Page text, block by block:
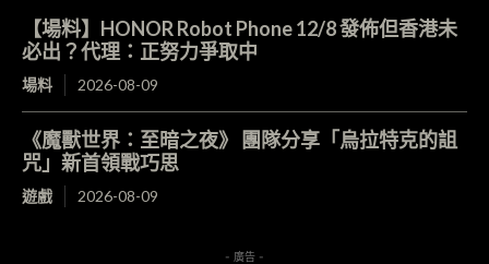
【場料】HONOR Robot Phone 12/8 發佈但香港未
必出？代理：正努力爭取中
場料 2026-08-09
《魔獸世界：至暗之夜》 團隊分享「烏拉特克的詛
咒」新首領戰巧思
遊戲 2026-08-09
- 廣告 -